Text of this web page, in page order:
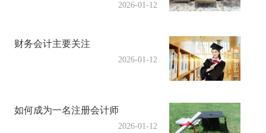
2026-01-12
财务会计主要关注
2026-01-12
如何成为一名注册会计师
2026-01-12